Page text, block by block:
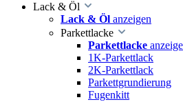
Lack & Öl
Lack & Öl anzeigen
Parkettlacke
Parkettlacke
1K-Parkettlack
2K-Parkettlack
Parkettgrundierung
Fugenkitt